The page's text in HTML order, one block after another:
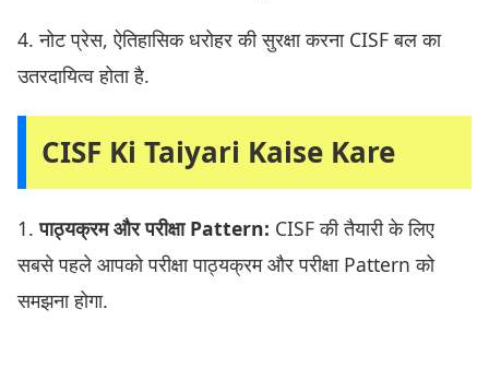
4. नोट प्रेस, ऐतिहासिक धरोहर की सुरक्षा करना CISF बल का
उतरदायित्व होता है.
CISF Ki Taiyari Kaise Kare
1.पाठ्यक्रम और परीक्षा Pattern: CISF की तैयारी के लिए
सबसे पहले आपको परीक्षा पाठ्यक्रम और परीक्षा Pattern को
समझना होगा.